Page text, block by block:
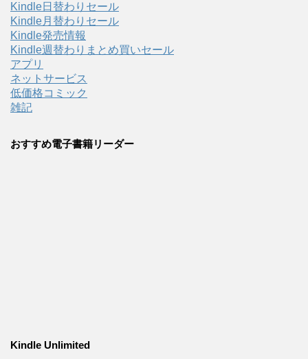
Kindle日替わりセール
Kindle月替わりセール
Kindle発売情報
Kindle週替わりまとめ買いセール
アプリ
ネットサービス
低価格コミック
雑記
おすすめ電子書籍リーダー
Kindle Unlimited